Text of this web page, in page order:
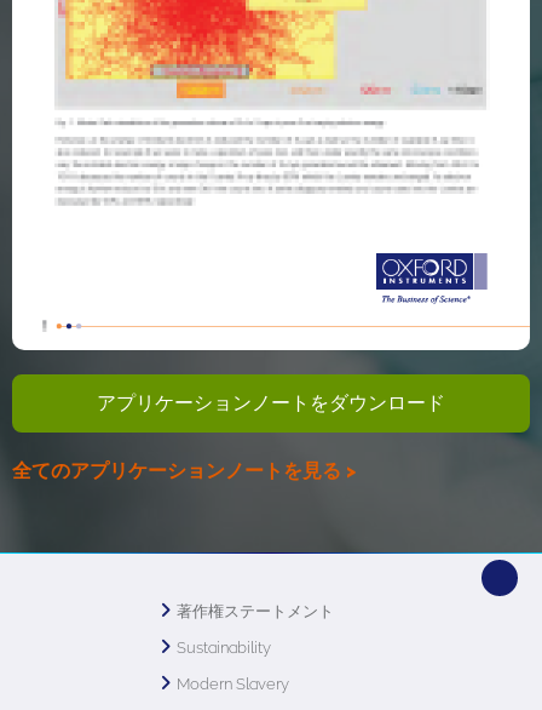
アプリケーションノートをダウンロード
全てのアプリケーションノートを見る >
著作権ステートメント
Sustainability
Modern Slavery